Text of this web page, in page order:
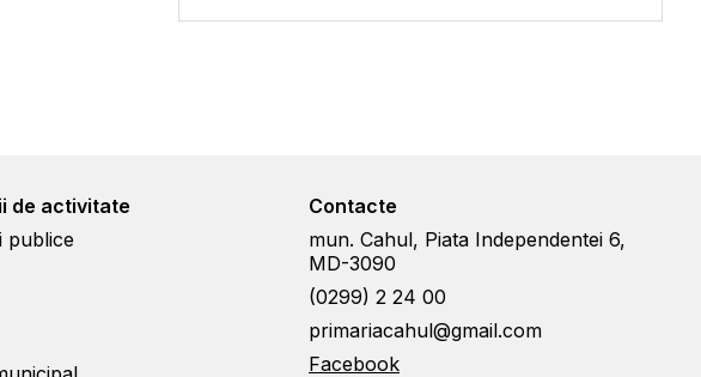
de activitate
publice
Contacte
mun. Cahul, Piata Independentei 6,
MD-3090
(0299) 2 24 00
primariacahul@gmail.com
Facebook